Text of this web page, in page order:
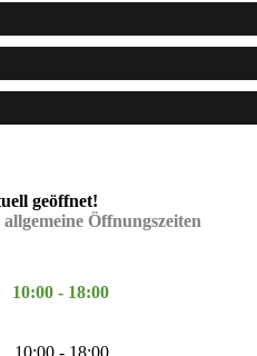
geöffnet!
Öffnungszeiten
10:00 - 18:00
10:00 - 18:00